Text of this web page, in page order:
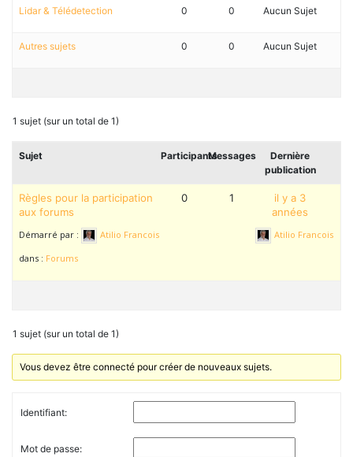
Lidar & Télédetection 0 0 Aucun Sujet
Autres sujets 0 0 Aucun Sujet
1 sujet (sur un total de 1)
Sujet ParticipantsMessages
Dernière
publication
Règles pour la participation
aux forums
Démarré par :
Atilio Francois
dans : Forums
0 1
il y a 3
années
Atilio Francois
1 sujet (sur un total de 1)
Vous devez être connecté pour créer de nouveaux sujets.
Identifiant:
Mot de passe: